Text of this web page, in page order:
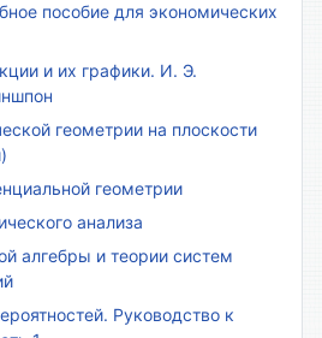
пособие для экономических
и их графики. И. Э.
геометрии на плоскости
геометрии
анализа
алгебры и теории систем
Руководство к